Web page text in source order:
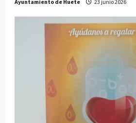
Ayuntamiento de Huete 23 junio 2026